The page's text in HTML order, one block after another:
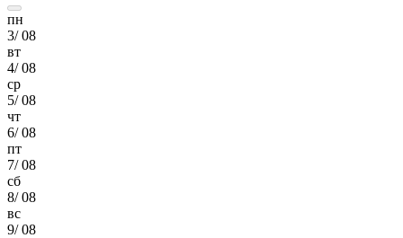
пн
3/08
вт
4/08
ср
5/08
чт
6/08
пт
7/08
сб
8/08
вс
9/08